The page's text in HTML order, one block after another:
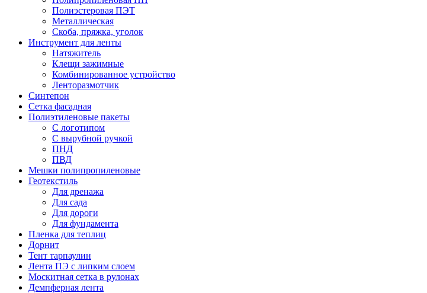
Полиэстеровая ПЭТ
Металлическая
Скоба, пряжка, уголок
Инструмент для ленты
Натяжитель
Клещи зажимные
Комбинированное устройство
Ленторазмотчик
Синтепон
Сетка фасадная
Полиэтиленовые пакеты
С логотипом
С вырубной ручкой
ПНД
ПВД
Мешки полипропиленовые
Геотекстиль
Для дренажа
Для сада
Для дороги
Для фундамента
Пленка для теплиц
Дорнит
Тент тарпаулин
Лента ПЭ с липким слоем
Москитная сетка в рулонах
Демпферная лента